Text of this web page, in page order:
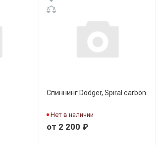
Спиннинг Dodger, Spiral carbon
Нет в наличии
от 2 200 ₽